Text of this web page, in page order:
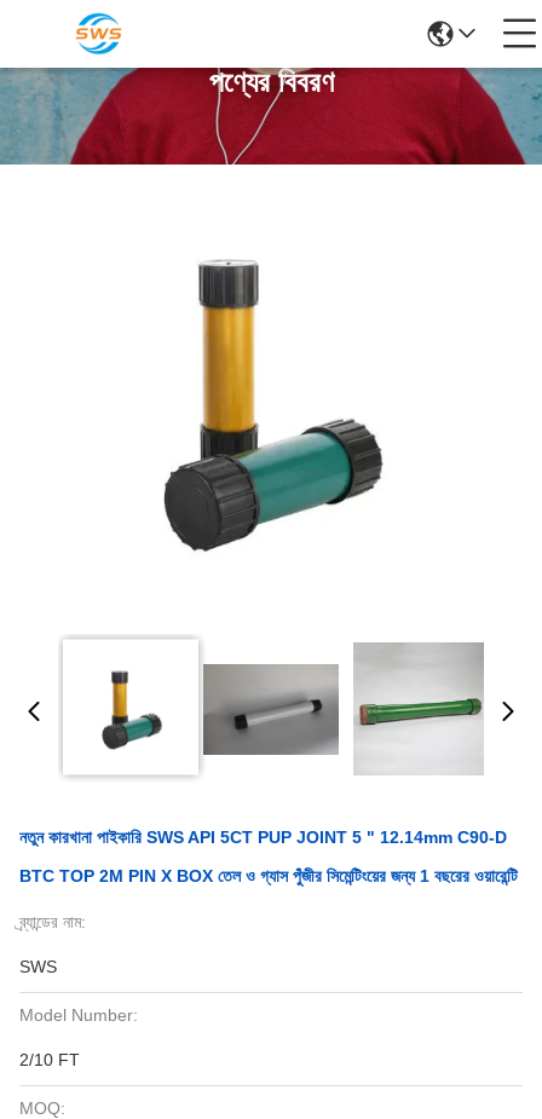
পণ্যের বিবরণ
নতুন কারখানা পাইকারি SWS API 5CT PUP JOINT 5 " 12.14mm C90-D
BTC TOP 2M PIN X BOX তেল ও গ্যাস পুঁজীর সিমেন্টিংয়ের জন্য 1 বছরের ওয়ারেন্টি
ব্র্যান্ডের নাম:
SWS
Model Number:
2/10 FT
MOQ: